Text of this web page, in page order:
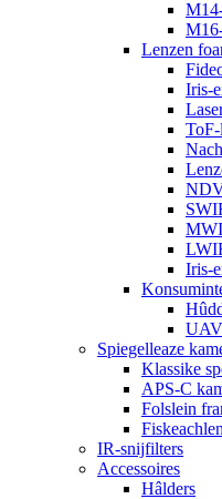
Lenzen
Iris-
ToF-
Iris-
Spiegelleaze
Klassike
APS-C
Folslein
IR-snijfilters
Accessoires
Hâlders